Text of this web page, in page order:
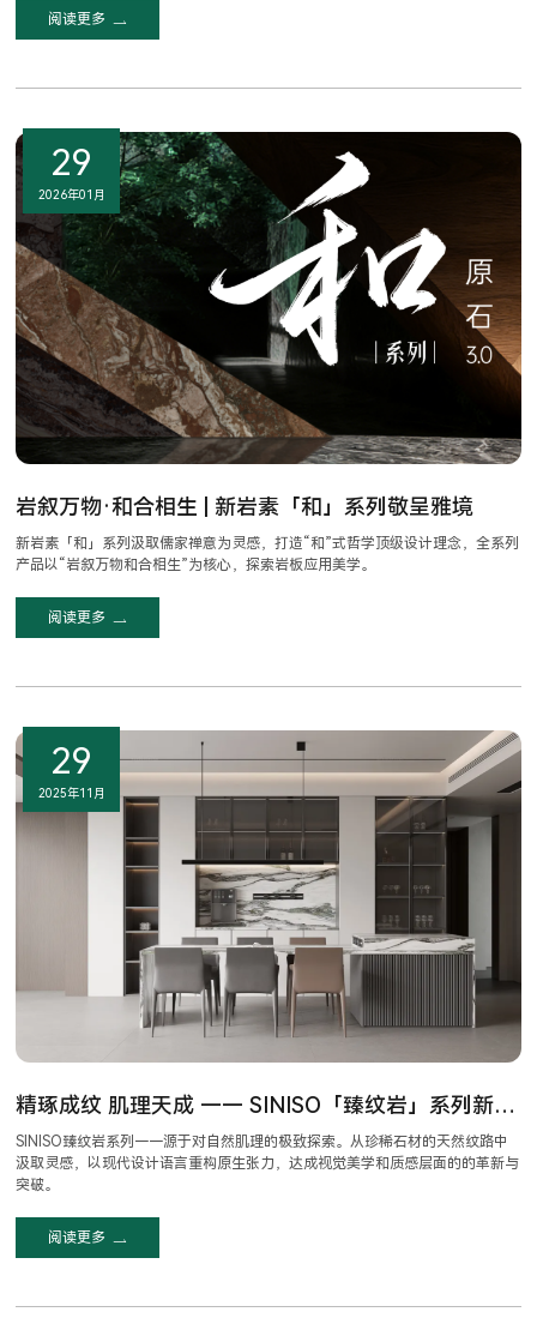
阅读更多
29
2026年01月
岩叙万物·和合相生 | 新岩素「和」系列敬呈雅境
新岩素「和」系列汲取儒家禅意为灵感，打造“和”式哲学顶级设计理念，全系列
产品以“岩叙万物和合相生”为核心，探索岩板应用美学。
阅读更多
29
2025年11月
精琢成纹 肌理天成 —— SINISO「臻纹岩」系列新品呈现
SINISO臻纹岩系列一一源于对自然肌理的极致探索。从珍稀石材的天然纹路中
汲取灵感，以现代设计语言重构原生张力，达成视觉美学和质感层面的的革新与
突破。
阅读更多